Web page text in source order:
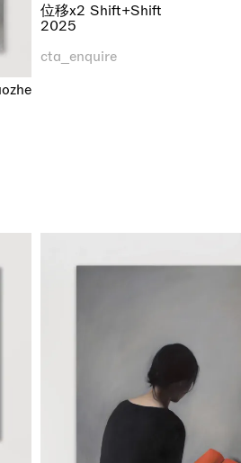
位移x2 Shift+Shift
2025
cta_enquire